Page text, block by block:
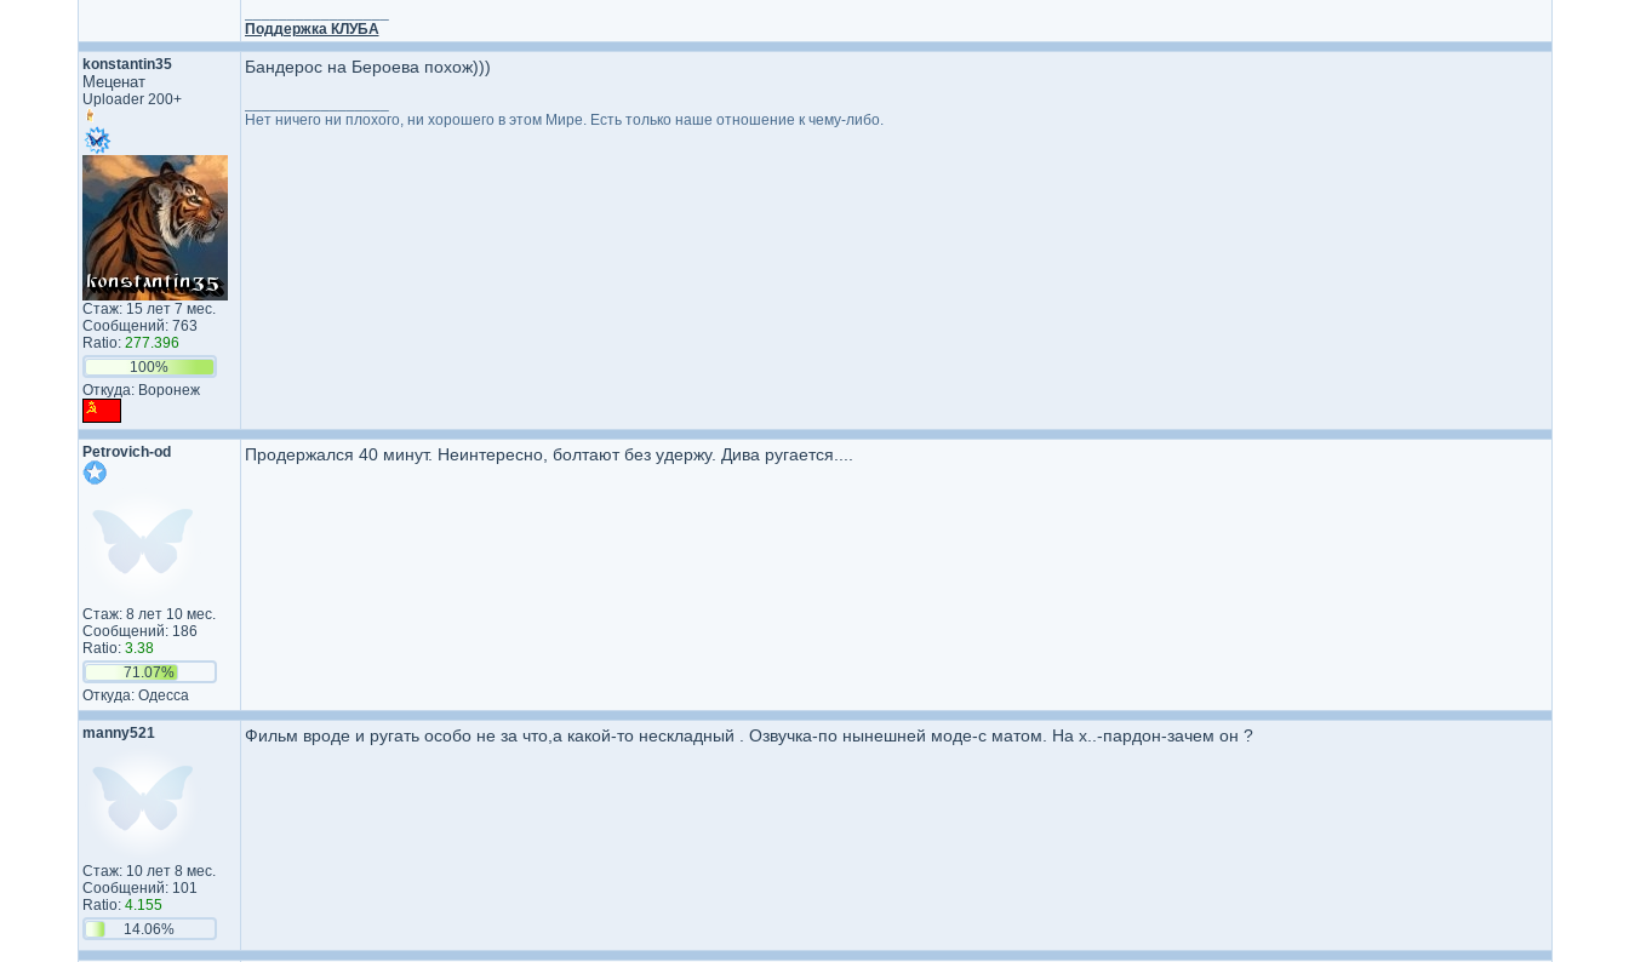
Поддержка КЛУБА
konstantin35
Меценат
Uploader 200+
Стаж: 15 лет 7 мес.
Сообщений: 763
Ratio: 277.396
100%
Откуда: Воронеж
Бандерос на Бероева похож)))
Нет ничего ни плохого, ни хорошего в этом Мире. Есть только наше отношение к чему-либо.
Petrovich-od
Стаж: 8 лет 10 мес.
Сообщений: 186
Ratio: 3.38
71.07%
Откуда: Одесса
Продержался 40 минут. Неинтересно, болтают без удержу. Дива ругается....
manny521
Стаж: 10 лет 8 мес.
Сообщений: 101
Ratio: 4.155
14.06%
Фильм вроде и ругать особо не за что,а какой-то нескладный . Озвучка-по нынешней моде-с матом. На х..-пардон-зачем он ?